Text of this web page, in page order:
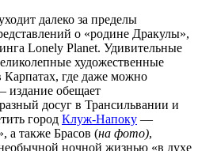
далеко за пределы
о «родине Дракулы»,
Lonely Planet. Удивительные
художественные
где даже можно
издание обещает
досуг в Трансильвании и
город Клуж-Напоку —
а также Брасов (на фото),
ночной жизнью «в духе